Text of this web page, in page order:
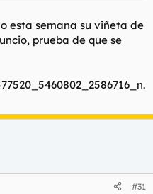
cómo reaccionaría yo y
En una de ellas le digo a la
le digo que vale, le doy el
y hacer guarreridas
esta semana su viñeta de
prueba de que se
#31